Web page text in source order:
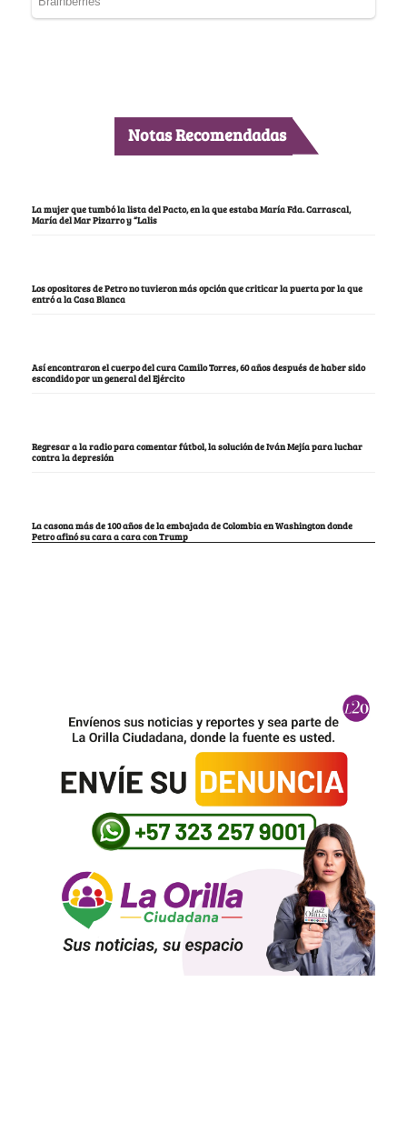
Notas Recomendadas
La mujer que tumbó la lista del Pacto, en la que estaba María Fda. Carrascal,
María del Mar Pizarro y “Lalis
Los opositores de Petro no tuvieron más opción que criticar la puerta por la que
entró a la Casa Blanca
Así encontraron el cuerpo del cura Camilo Torres, 60 años después de haber sido
escondido por un general del Ejército
Regresar a la radio para comentar fútbol, la solución de Iván Mejía para luchar
contra la depresión
La casona más de 100 años de la embajada de Colombia en Washington donde
Petro afinó su cara a cara con Trump